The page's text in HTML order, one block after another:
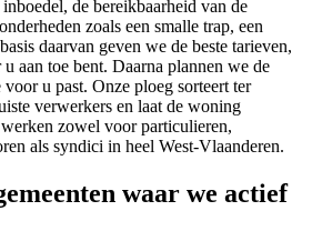
de bereikbaarheid van de
zoals een smalle trap, een
daarvan geven we de beste tarieven,
aan toe bent. Daarna plannen we de
u past. Onze ploeg sorteert ter
verwerkers en laat de woning
zowel voor particulieren,
als syndici in heel West-Vlaanderen.
waar we actief